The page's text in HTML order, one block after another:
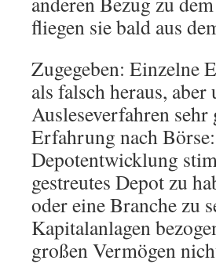
fliegen sie bald aus
Zugegeben: Einzelne
als falsch heraus,
Ausleseverfahren
Erfahrung nach
Depotentwicklung
gestreutes Depot zu
oder eine Branche zu
Kapitalanlagen
großen Vermögen